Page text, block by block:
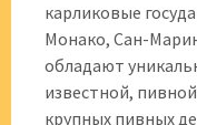
карликовые
Монако, Сан-
обладают
известной,
крупных пивных